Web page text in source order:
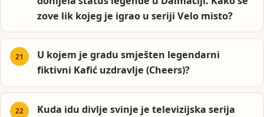
zove lik kojeg je igrao u seriji Velo misto?
U kojem je gradu smješten legendarni
fiktivni Kafić uzdravlje (Cheers)?
Kuda idu divlje svinje je televizijska serija